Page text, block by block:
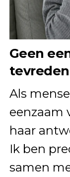
Geen
Als
eenzaam
haar
Ik ben
samen